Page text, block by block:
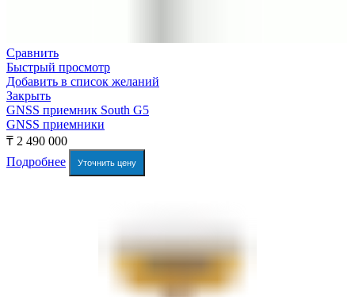
Сравнить
Быстрый просмотр
Добавить в список желаний
Закрыть
GNSS приемник South G5
GNSS приемники
₸ 2 490 000
Подробнее
Уточнить цену